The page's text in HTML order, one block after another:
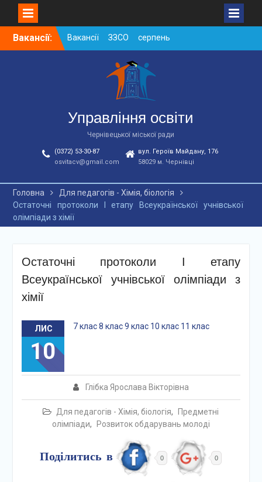
SkipВакансії:
Вакансії ЗЗСО серпень
2026
Вакансії ЗЗСО червень
Вакансії у ЗДО та
дошкільних підрозділах
ЗЗСО станом на
01.08.2026 р.
Управління освіти
Чернівецької міської ради
(0372) 53-30-87
osvitacv@gmail.com
вул. Героїв Майдану, 176
58029 м. Чернівці
Головна
Для педагогів - Хімія, біологія
Остаточні протоколи І етапу Всеукраїнської учнівської
олімпіади з хімії
Остаточні протоколи І етапу
Всеукраїнської учнівської олімпіади з
хімії
ЛИС
10
Глібка Ярослава Вікторівна
Для педагогів - Хімія, біологія,
Предметні
олімпіади, Розвиток обдарувань молоді
7 клас 8 клас 9 клас 10 клас 11 клас
Поділитись в 0 0